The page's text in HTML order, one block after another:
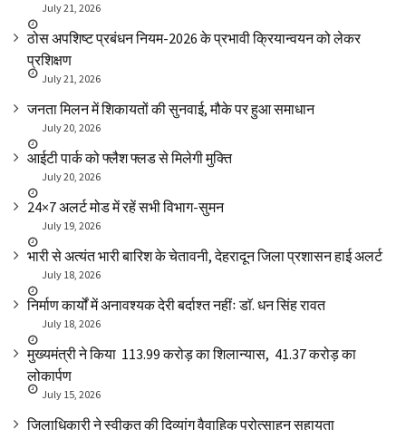
July 21, 2026
ठोस अपशिष्ट प्रबंधन नियम-2026 के प्रभावी क्रियान्वयन को लेकर
प्रशिक्षण
July 21, 2026
जनता मिलन में शिकायतों की सुनवाई, मौके पर हुआ समाधान
July 20, 2026
आईटी पार्क को फ्लैश फ्लड से मिलेगी मुक्ति
July 20, 2026
24×7 अलर्ट मोड में रहें सभी विभाग-सुमन
July 19, 2026
भारी से अत्यंत भारी बारिश के चेतावनी, देहरादून जिला प्रशासन हाई अलर्ट
July 18, 2026
निर्माण कार्यों में अनावश्यक देरी बर्दाश्त नहींः डाॅ. धन सिंह रावत
July 18, 2026
मुख्यमंत्री ने किया ₹ 113.99 करोड़ का शिलान्यास, ₹ 41.37 करोड़ का
लोकार्पण
July 15, 2026
जिलाधिकारी ने स्वीकृत की दिव्यांग वैवाहिक प्रोत्साहन सहायता